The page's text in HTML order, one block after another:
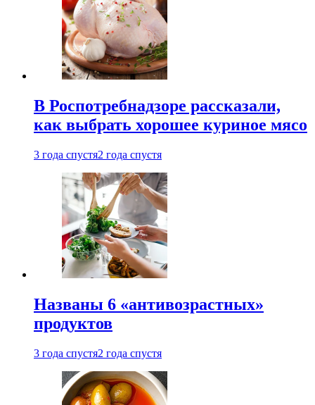
В Роспотребнадзоре рассказали,
как выбрать хорошее куриное мясо
3 года спустя2 года спустя
Названы 6 «антивозрастных»
продуктов
3 года спустя2 года спустя